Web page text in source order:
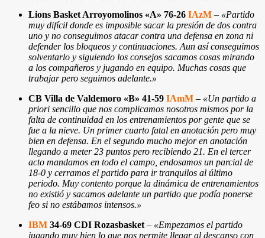
Lions Basket Arroyomolinos «A» 76-26 IAzM – «Partido
muy difícil donde es imposible sacar la presión de dos contra
uno y no conseguimos atacar contra una defensa en zona ni
defender los bloqueos y continuaciones. Aun así conseguimos
solventarlo y siguiendo los consejos sacamos cosas mirando
a los compañeros y jugando en equipo. Muchas cosas que
trabajar pero seguimos adelante.»
CB Villa de Valdemoro «B» 41-59 IAmM – «Un partido a
priori sencillo que nos complicamos nosotros mismos por la
falta de continuidad en los entrenamientos por gente que se
fue a la nieve. Un primer cuarto fatal en anotación pero muy
bien en defensa. En el segundo mucho mejor en anotación
llegando a meter 23 puntos pero recibiendo 21. En el tercer
acto mandamos en todo el campo, endosamos un parcial de
18-0 y cerramos el partido para ir tranquilos al último
periodo. Muy contento porque la dinámica de entrenamientos
no existió y sacamos adelante un partido que podía ponerse
feo si no estábamos intensos.»
IBM 34-69 CDI Rozasbasket – «Empezamos el partido
jugando muy bien lo que nos permite llegar al descanso con